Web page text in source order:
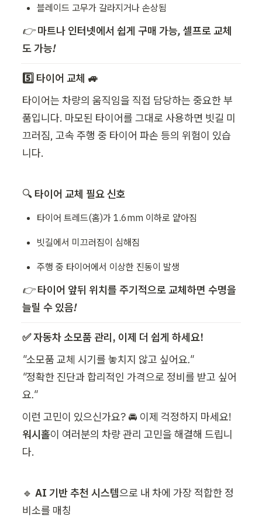
블레이드 고무가 갈라지거나 손상됨
👉 마트나 인터넷에서 쉽게 구매 가능, 셀프로 교체
도 가능!
5️⃣ 타이어 교체 🚙
타이어는 차량의 움직임을 직접 담당하는 중요한 부
품입니다. 마모된 타이어를 그대로 사용하면 빗길 미
끄러짐, 고속 주행 중 타이어 파손 등의 위험이 있습
니다.
🔍 타이어 교체 필요 신호
타이어 트레드(홈)가 1.6mm 이하로 얕아짐
빗길에서 미끄러짐이 심해짐
주행 중 타이어에서 이상한 진동이 발생
👉 타이어 앞뒤 위치를 주기적으로 교체하면 수명을
늘릴 수 있음!
✅ 자동차 소모품 관리, 이제 더 쉽게 하세요!
"소모품 교체 시기를 놓치지 않고 싶어요."
"정확한 진단과 합리적인 가격으로 정비를 받고 싶어
요."
워시홀이 여러분의 차량 관리 고민을 해결해 드립니
다.
🔹 AI 기반 추천 시스템으로 내 차에 가장 적합한 정
비소를 매칭